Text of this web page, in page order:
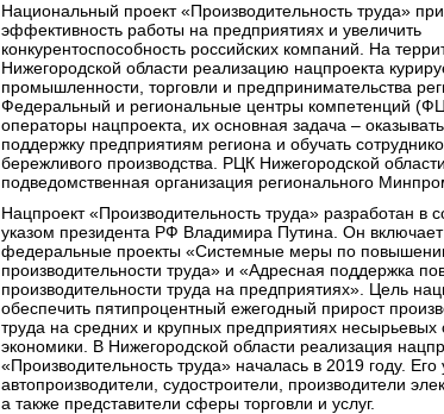
Национальный проект «Производительность труда»
эффективность работы на предприятиях и увеличить
конкурентоспособность российских компаний. На
Нижегородской области реализацию нацпроекта
промышленности, торговли и предпринимательства
Федеральный и региональные центры компетенций
операторы нацпроекта, их основная задача –
поддержку предприятиям региона и обучать
бережливого производства. РЦК Нижегородской
подведомственная организация регионального
Нацпроект «Производительность труда» разработан в
указом президента РФ Владимира Путина. Он включает
федеральные проекты «Системные меры по
производительности труда» и «Адресная поддержка
производительности труда на предприятиях». Цель
обеспечить пятипроцентный ежегодный прирост
труда на средних и крупных предприятиях несырьевых
экономики. В Нижегородской области реализация
«Производительность труда» началась в 2019 году. Его
автопроизводители, судостроители, производители
а также представители сферы торговли и услуг.